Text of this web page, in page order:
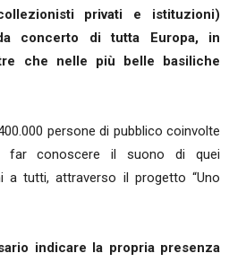
privati e istituzioni)
concerto di tutta Europa, in
che nelle più belle basiliche
persone di pubblico coinvolte
far conoscere il suono di quei
a tutti, attraverso il progetto “Uno
indicare la propria presenza